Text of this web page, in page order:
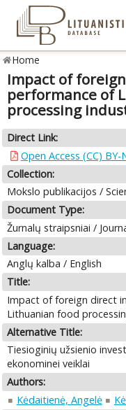
Home
Impact of
performance of
processing
Direct Link:
Open Access (CC) BY-
Collection:
Mokslo publikacijos /
Document Type:
Žurnalų straipsniai /
Language:
Anglų kalba / English
Title:
Impact of foreign direct
Lithuanian food
Alternative Title:
Tiesioginių užsienio
ekonominei veiklai
Authors:
Kėdaitienė, Angelė